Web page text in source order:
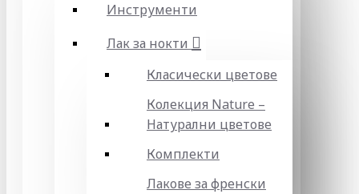
Инструменти
Лак за нокти
Класически цветове
Колекция Nature –
Натурални цветове
Комплекти
Лакове за френски